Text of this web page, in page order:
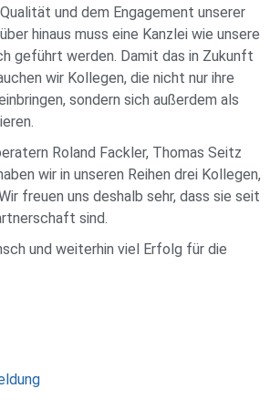
und dem Engagement unserer
hinaus muss eine Kanzlei wie unsere
geführt werden. Damit das in Zukunft
wir Kollegen, die nicht nur ihre
sondern sich außerdem als
Roland Fackler, Thomas Seitz
wir in unseren Reihen drei Kollegen,
freuen uns deshalb sehr, dass sie seit
sind.
und weiterhin viel Erfolg für die